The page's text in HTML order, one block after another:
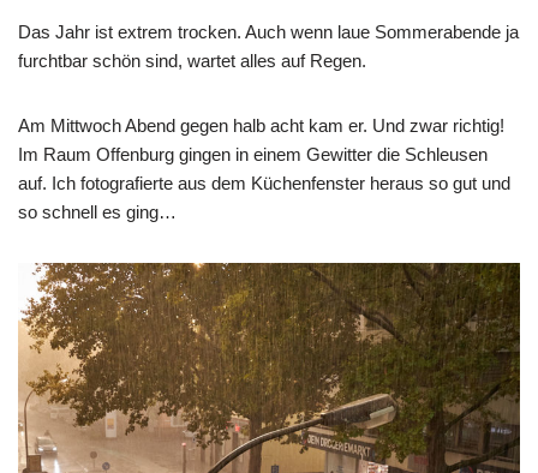
Das Jahr ist extrem trocken. Auch wenn laue Sommerabende ja
furchtbar schön sind, wartet alles auf Regen.
Am Mittwoch Abend gegen halb acht kam er. Und zwar richtig!
Im Raum Offenburg gingen in einem Gewitter die Schleusen
auf. Ich fotografierte aus dem Küchenfenster heraus so gut und
so schnell es ging…